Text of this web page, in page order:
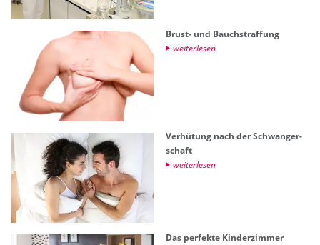
Brust- und Bauch­straf­fung
wei­ter­le­sen
Ver­hü­tung nach der Schwan­ger­
schaft
wei­ter­le­sen
Das per­fek­te Kin­der­zim­mer